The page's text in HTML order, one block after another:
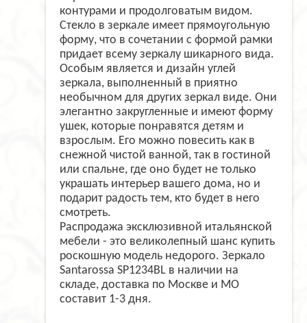
контурами и продолговатым видом.
Стекло в зеркале имеет прямоугольную
форму, что в сочетании с формой рамки
придает всему зеркалу шикарного вида.
Особым является и дизайн углей
зеркала, выполненный в приятно
необычном для других зеркал виде. Они
элегантно закругленные и имеют форму
ушек, которые понравятся детям и
взрослым. Его можно повесить как в
снежной чистой ванной, так в гостиной
или спальне, где оно будет не только
украшать интерьер вашего дома, но и
подарит радость тем, кто будет в него
смотреть.
Распродажа эксклюзивной итальянской
мебели - это великолепный шанс купить
роскошную модель недорого. Зеркало
Santarossa SP1234BL в наличии на
складе, доставка по Москве и МО
составит 1-3 дня.